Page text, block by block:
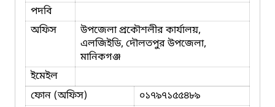
পদবি
অফিস
উপজেলা প্রকৌশলীর কার্যালয়,
এলজিইডি, দৌলতপুর উপজেলা,
মানিকগঞ্জ
ইমেইল
ফোন (অফিস)
০১৭৯৭১৫৫৪৮৯